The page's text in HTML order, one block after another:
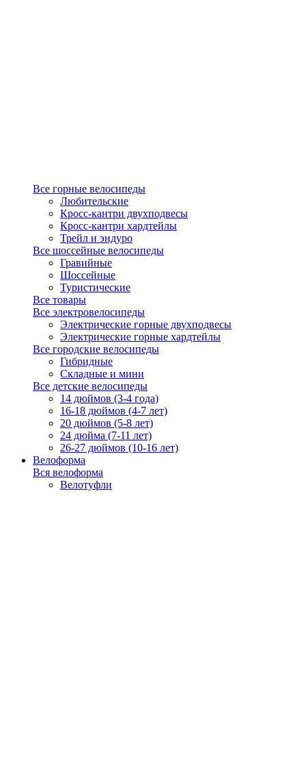
Все горные велосипеды
Любительские
Кросс-кантри двухподвесы
Кросс-кантри хардтейлы
Трейл и эндуро
Все шоссейные велосипеды
Гравийные
Шоссейные
Туристические
Все товары
Все электровелосипеды
Электрические горные двухподвесы
Электрические горные хардтейлы
Все городские велосипеды
Гибридные
Складные и мини
Все детские велосипеды
14 дюймов (3-4 года)
16-18 дюймов (4-7 лет)
20 дюймов (5-8 лет)
24 дюйма (7-11 лет)
26-27 дюймов (10-16 лет)
Велоформа
Вся велоформа
Велотуфли